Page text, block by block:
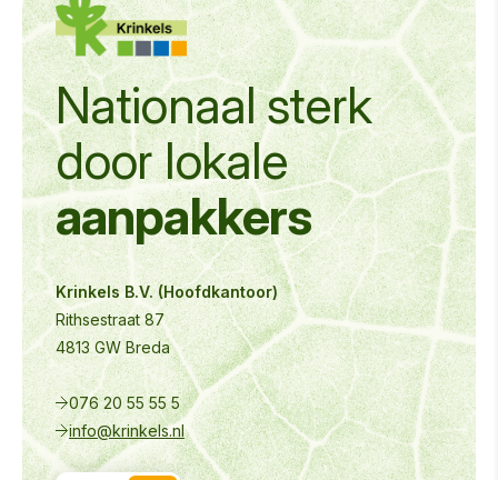
Nationaal sterk
doorlokale
aanpakkers
Krinkels B.V. (Hoofdkantoor)
Rithsestraat 87
4813 GW Breda
076 20 55 55 5
info@krinkels.nl